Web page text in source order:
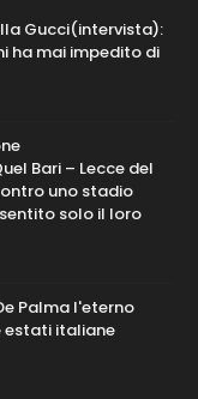
Gucci(intervista):
ha mai impedito di
Bari – Lecce del
uno stadio
solo il loro
Palma l'eterno
estati italiane